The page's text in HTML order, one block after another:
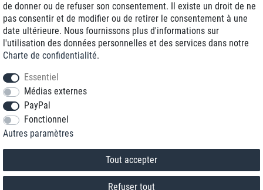
+33 1 70 99 07 94 *
* Vous pouvez nous joindre aux tarifs locaux du lundi au vendredi de 9h à 18h.
de donner ou de refuser son consentement. Il existe un droit de ne
pas consentir et de modifier ou de retirer le consentement à une
date ultérieure. Nous fournissons plus d'informations sur
l'utilisation des données personnelles et des services dans notre
Charte de confidentialité.
Essentiel
Médias externes
PayPal
Fonctionnel
Autres paramètres
Tout accepter
Refuser tout